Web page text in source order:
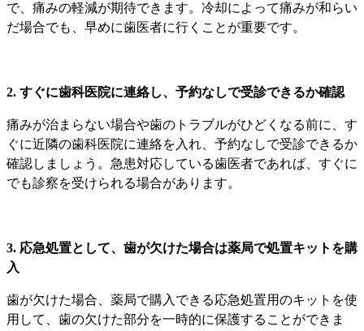
で、痛みの軽減が期待できます。冷却によって痛みが和らい
だ場合でも、早めに歯医者に行くことが重要です。
2. すぐに歯科医院に連絡し、予約なしで受診できるか確認
痛みが治まらない場合や歯のトラブルがひどくなる前に、す
ぐに近隣の歯科医院に連絡を入れ、予約なしで受診できるか
確認しましょう。急患対応している歯医者であれば、すぐに
でも診察を受けられる場合があります。
3. 応急処置として、歯が欠けた場合は薬局で処置キットを購
入
歯が欠けた場合、薬局で購入できる応急処置用のキットを使
用して、歯の欠けた部分を一時的に保護することができま